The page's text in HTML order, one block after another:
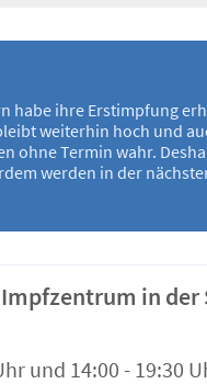
habe ihre Erstimpfung
weiterhin hoch und
ohne Termin wahr.
werden in der
in
und 14:00 - 19:30